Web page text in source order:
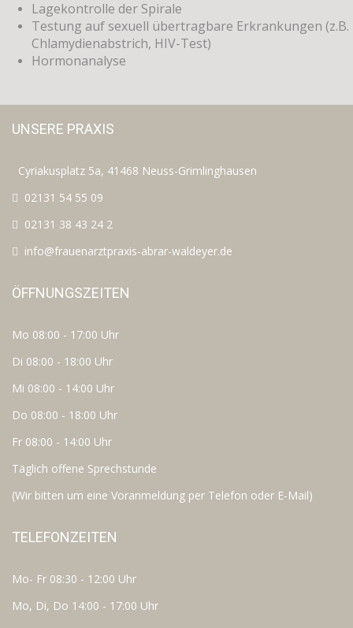
Lagekontrolle der Spirale
Testung auf sexuell übertragbare Erkrankungen (z.B.
Chlamydienabstrich, HIV-Test)
Hormonanalyse
UNSERE PRAXIS
Cyriakusplatz 5a, 41468 Neuss-Grimlinghausen
02131 54 55 09
02131 38 43 24 2
info@frauenarztpraxis-abrar-waldeyer.de
ÖFFNUNGSZEITEN
Mo 08:00 - 17:00 Uhr
Di 08:00 - 18:00 Uhr
Mi 08:00 - 14:00 Uhr
Do 08:00 - 18:00 Uhr
Fr 08:00 - 14:00 Uhr
Täglich offene Sprechstunde
(Wir bitten um eine Voranmeldung per Telefon oder E-Mail)
TELEFONZEITEN
Mo- Fr 08:30 - 12:00 Uhr
Mo, Di, Do 14:00 - 17:00 Uhr